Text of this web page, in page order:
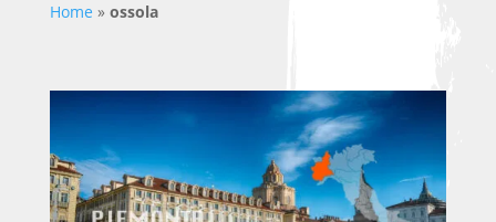
Home » ossola